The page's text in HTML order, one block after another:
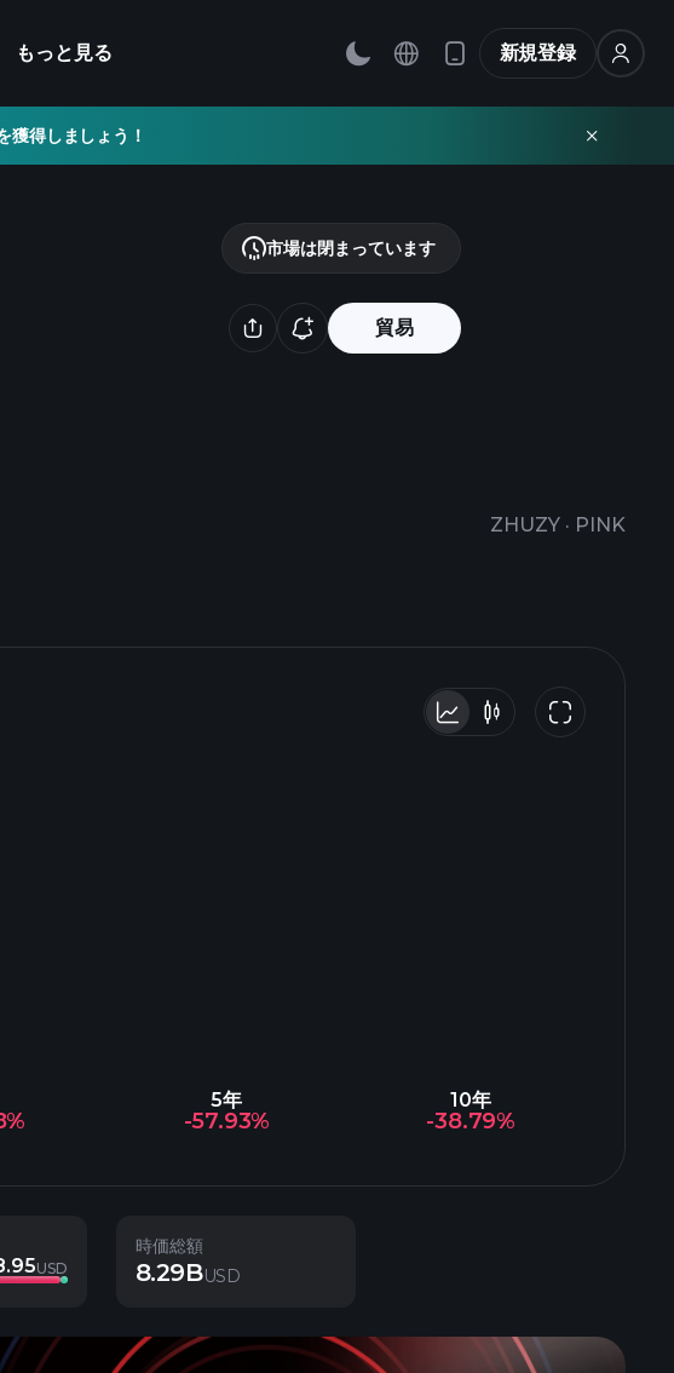
もっと見る 新規登録
獲得しましょう！
貿易
ZHUZY · PINK
市場は閉まっています
5年
-57.93%
10年
-38.79%
USD
時価総額
8.29BUSD